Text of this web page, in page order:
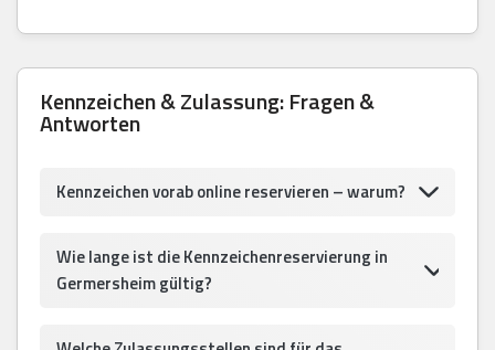
Kennzeichen & Zulassung: Fragen &
Antworten
Kennzeichen vorab online reservieren – warum?
Wie lange ist die Kennzeichenreservierung in
Germersheim gültig?